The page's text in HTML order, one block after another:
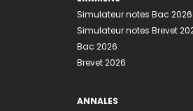
Simulateur notes Bac 2026
Simulateur notes Brevet
Bac 2026
Brevet 2026
ANNALES